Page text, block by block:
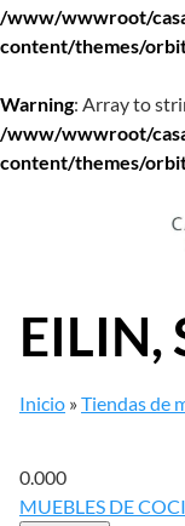
/www/wwwroot/
content/themes/
Warning: Array to
/www/wwwroot/
content/themes/
EILIN,
Inicio »Tiendas de
0.000
MUEBLES DE